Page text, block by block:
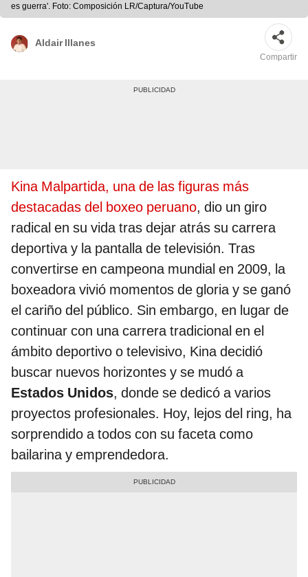
es guerra'. Foto: Composición LR/Captura/YouTube
Aldair Illanes
Compartir
Kina Malpartida, una de las figuras más
destacadas del boxeo peruano, dio un giro
radical en su vida tras dejar atrás su carrera
deportiva y la pantalla de televisión. Tras
convertirse en campeona mundial en 2009, la
boxeadora vivió momentos de gloria y se ganó
el cariño del público. Sin embargo, en lugar de
continuar con una carrera tradicional en el
ámbito deportivo o televisivo, Kina decidió
buscar nuevos horizontes y se mudó a
Estados Unidos, donde se dedicó a varios
proyectos profesionales. Hoy, lejos del ring, ha
sorprendido a todos con su faceta como
bailarina y emprendedora.